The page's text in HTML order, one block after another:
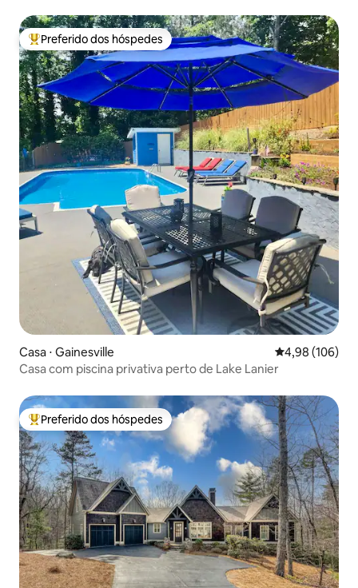
Entre os melhores preferidos dos hóspedes
Preferido dos hóspedes
Casa ⋅ Gainesville 4,98 de uma
4,98 (106)
Casa com piscina privativa perto de Lake Lanier
Entre os melhores preferidos dos hóspedes
Preferido dos hóspedes